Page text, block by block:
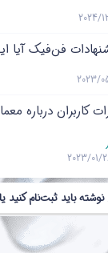
2024/
فن‌فیک آیا
2023/
کاربران درباره
2023/01/
باید ثبت‌نام کنید